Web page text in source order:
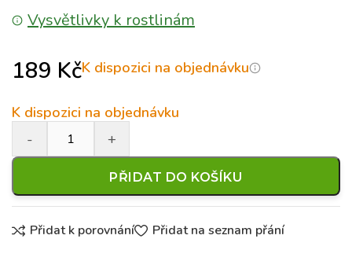
Vysvětlivky k rostlinám
189 KčK dispozici na objednávku
K dispozici na objednávku
PŘIDAT DO KOŠÍKU
Přidat k porovnání Přidat na seznam přání